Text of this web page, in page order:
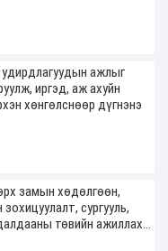
ажлыг
иргэд, аж ахуйн
хөнгөлснөөр дүгнэнэ
замын хөдөлгөөн,
сургууль,
төвийн ажиллах
мэдээлэхийг